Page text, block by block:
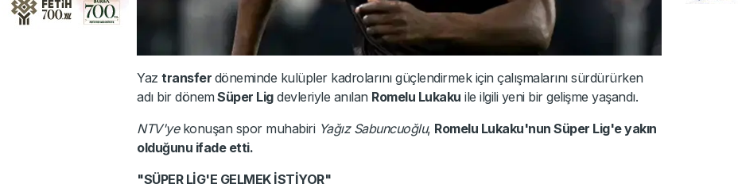
Yaz transfer döneminde kulüpler kadrolarını güçlendirmek için çalışmalarını sürdürürken
adı bir dönem Süper Ligdevleriyle anılan Romelu Lukaku ile ilgili yeni bir gelişme yaşandı.
NTV'yekonuşan spor muhabiri Yağız Sabuncuoğlu, Romelu Lukaku'nun Süper Lig'e yakın
olduğunu ifade etti.
"SÜPER LİG'E GELMEK İSTİYOR"